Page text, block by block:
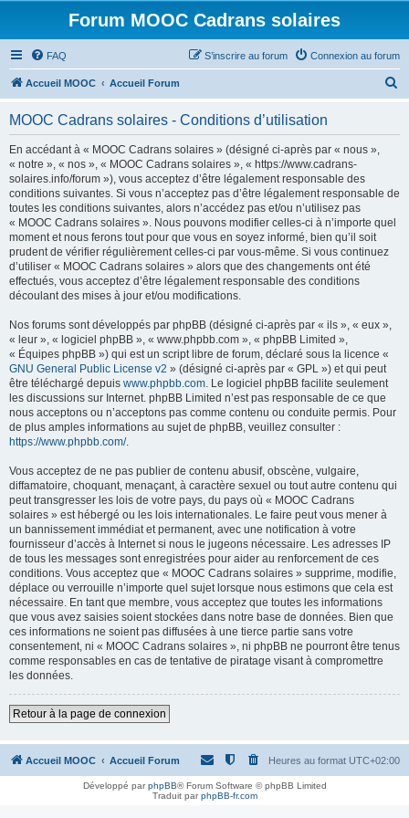
Forum MOOC Cadrans solaires
FAQ Connexion au forum
S’inscrire au forum
Accueil MOOC Accueil Forum
MOOC Cadrans solaires - Conditions d’utilisation
En accédant à « MOOC Cadrans solaires » (désigné ci-après par « nous »,
« notre », « nos », « MOOC Cadrans solaires », « https://www.cadrans-
solaires.info/forum »), vous acceptez d’être légalement responsable des
conditions suivantes. Si vous n’acceptez pas d’être légalement responsable de
toutes les conditions suivantes, alors n’accédez pas et/ou n’utilisez pas
« MOOC Cadrans solaires ». Nous pouvons modifier celles-ci à n’importe quel
moment et nous ferons tout pour que vous en soyez informé, bien qu’il soit
prudent de vérifier régulièrement celles-ci par vous-même. Si vous continuez
d’utiliser « MOOC Cadrans solaires » alors que des changements ont été
effectués, vous acceptez d’être légalement responsable des conditions
découlant des mises à jour et/ou modifications.
Nos forums sont développés par phpBB (désigné ci-après par « ils », « eux »,
« leur », « logiciel phpBB », « www.phpbb.com », « phpBB Limited »,
« Équipes phpBB ») qui est un script libre de forum, déclaré sous la licence «
GNU General Public License v2 » (désigné ci-après par « GPL ») et qui peut
être téléchargé depuis www.phpbb.com. Le logiciel phpBB facilite seulement
les discussions sur Internet. phpBB Limited n’est pas responsable de ce que
nous acceptons ou n’acceptons pas comme contenu ou conduite permis. Pour
de plus amples informations au sujet de phpBB, veuillez consulter :
https://www.phpbb.com/.
Vous acceptez de ne pas publier de contenu abusif, obscène, vulgaire,
diffamatoire, choquant, menaçant, à caractère sexuel ou tout autre contenu qui
peut transgresser les lois de votre pays, du pays où « MOOC Cadrans
solaires » est hébergé ou les lois internationales. Le faire peut vous mener à
un bannissement immédiat et permanent, avec une notification à votre
fournisseur d’accès à Internet si nous le jugeons nécessaire. Les adresses IP
de tous les messages sont enregistrées pour aider au renforcement de ces
conditions. Vous acceptez que « MOOC Cadrans solaires » supprime, modifie,
déplace ou verrouille n’importe quel sujet lorsque nous estimons que cela est
nécessaire. En tant que membre, vous acceptez que toutes les informations
que vous avez saisies soient stockées dans notre base de données. Bien que
ces informations ne soient pas diffusées à une tierce partie sans votre
consentement, ni « MOOC Cadrans solaires », ni phpBB ne pourront être tenus
comme responsables en cas de tentative de piratage visant à compromettre
les données.
Retour à la page de connexion
Accueil MOOC Accueil Forum Heures au format UTC+02:00
Développé parphpBB® Forum Software © phpBB Limited
Traduit parphpBB-fr.com